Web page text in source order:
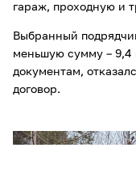
гараж, проходную и
Выбранный
меньшую сумму – 9,4
документам,
договор.